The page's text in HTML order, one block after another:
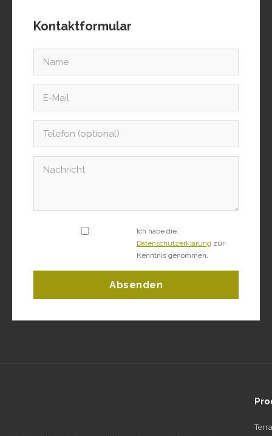
Kontaktformular
Ich habe die
Datenschutzerklärung zur
Kenntnis genommen.
Absenden